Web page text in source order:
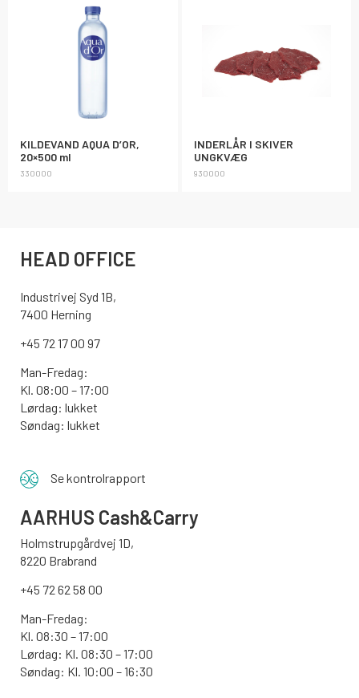
KILDEVAND AQUA D’OR,
20×500 ml
330000
INDERLÅR I SKIVER
UNGKVÆG
930000
HEAD OFFICE
Industrivej Syd 1B,
7400 Herning
+45 72 17 00 97
Man-Fredag:
Kl. 08:00 – 17:00
Lørdag: lukket
Søndag: lukket
Se kontrolrapport
AARHUS Cash&Carry
Holmstrupgårdvej 1D,
8220 Brabrand
+45 72 62 58 00
Man-Fredag:
Kl. 08:30 – 17:00
Lørdag: Kl. 08:30 – 17:00
Søndag: Kl. 10:00 – 16:30